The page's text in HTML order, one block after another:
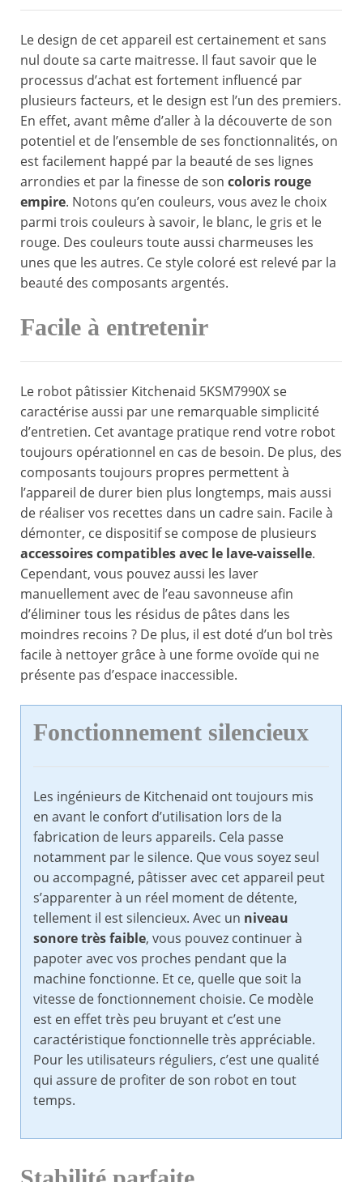
Le design de cet appareil est certainement et sans
nul doute sa carte maitresse. Il faut savoir que le
processus d’achat est fortement influencé par
plusieurs facteurs, et le design est l’un des premiers.
En effet, avant même d’aller à la découverte de son
potentiel et de l’ensemble de ses fonctionnalités, on
est facilement happé par la beauté de ses lignes
arrondies et par la finesse de son coloris rouge
empire. Notons qu’en couleurs, vous avez le choix
parmi trois couleurs à savoir, le blanc, le gris et le
rouge. Des couleurs toute aussi charmeuses les
unes que les autres. Ce style coloré est relevé par la
beauté des composants argentés.
Facile à entretenir
Le robot pâtissier Kitchenaid 5KSM7990X se
caractérise aussi par une remarquable simplicité
d’entretien. Cet avantage pratique rend votre robot
toujours opérationnel en cas de besoin. De plus, des
composants toujours propres permettent à
l’appareil de durer bien plus longtemps, mais aussi
de réaliser vos recettes dans un cadre sain. Facile à
démonter, ce dispositif se compose de plusieurs
accessoires compatibles avec le lave-vaisselle.
Cependant, vous pouvez aussi les laver
manuellement avec de l’eau savonneuse afin
d’éliminer tous les résidus de pâtes dans les
moindres recoins ? De plus, il est doté d’un bol très
facile à nettoyer grâce à une forme ovoïde qui ne
présente pas d’espace inaccessible.
Fonctionnement silencieux
Les ingénieurs de Kitchenaid ont toujours mis
en avant le confort d’utilisation lors de la
fabrication de leurs appareils. Cela passe
notamment par le silence. Que vous soyez seul
ou accompagné, pâtisser avec cet appareil peut
s’apparenter à un réel moment de détente,
tellement il est silencieux. Avec un niveau
sonore très faible, vous pouvez continuer à
papoter avec vos proches pendant que la
machine fonctionne. Et ce, quelle que soit la
vitesse de fonctionnement choisie. Ce modèle
est en effet très peu bruyant et c’est une
caractéristique fonctionnelle très appréciable.
Pour les utilisateurs réguliers, c’est une qualité
qui assure de profiter de son robot en tout
temps.